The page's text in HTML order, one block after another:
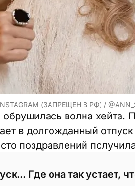
(ЗАПРЕЩЕН В РФ) /
волна хейта.
в долгожданный
поздравлений
Где она так устает,